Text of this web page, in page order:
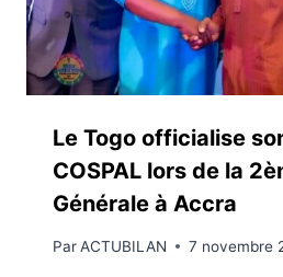
Le Togo officialise
COSPAL lors de la
Générale à Accra
ParACTUBILAN 7 novembre